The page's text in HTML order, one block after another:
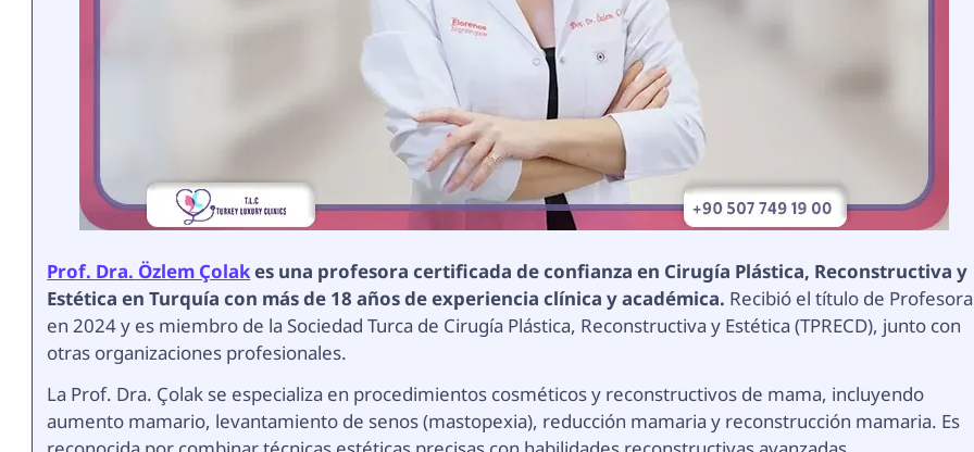
Prof. Dra. Özlem Çolakes una profesora certificada de confianza en Cirugía Plástica, Reconstructiva y
Estética en Turquía con más de 18 años de experiencia clínica y académica. Recibió el título de Profesora
en 2024 y es miembro de la Sociedad Turca de Cirugía Plástica, Reconstructiva y Estética (TPRECD), junto con
otras organizaciones profesionales.
La Prof. Dra. Çolak se especializa en procedimientos cosméticos y reconstructivos de mama, incluyendo
aumento mamario, levantamiento de senos (mastopexia), reducción mamaria y reconstrucción mamaria. Es